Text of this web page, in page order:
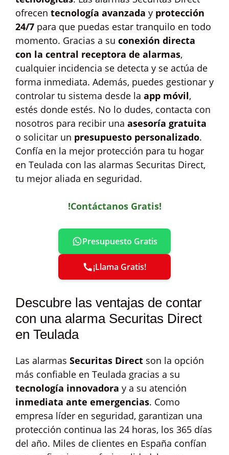
ofrecen tecnología avanzada y protección
24/7 para que puedas estar tranquilo en todo
momento. Gracias a su conexión directa
con la central receptora de alarmas,
cualquier incidencia se detecta y se actúa de
forma inmediata. Además, puedes gestionar y
controlar tu sistema desde la app móvil,
estés donde estés. No lo dudes, contacta con
nosotros para recibir una asesoría gratuita
o solicitar un presupuesto personalizado.
Confía en la mejor protección para tu hogar
en Teulada con las alarmas Securitas Direct,
tu mejor aliada en seguridad.
!Contáctanos Gratis!
Presupuesto Gratis
¡Llama Gratis!
Descubre las ventajas de contar
con una alarma Securitas Direct
en Teulada
Las alarmas Securitas Direct son la opción
más confiable en Teulada gracias a su
tecnología innovadora y a su atención
inmediata ante emergencias. Como
empresa líder en seguridad, garantizan una
protección continua las 24 horas, los 365 días
del año. Miles de clientes en España confían